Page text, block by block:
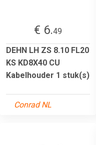
€ 6.49
DEHN LH ZS 8.10 FL20
KS KD8X40 CU
Kabelhouder 1 stuk(s)
Conrad NL